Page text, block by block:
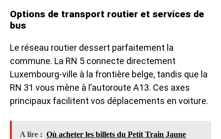
Options de transport routier et services de
bus
Le réseau routier dessert parfaitement la
commune. La RN 5 connecte directement
Luxembourg-ville à la frontière belge, tandis que la
RN 31 vous mène à l’autoroute A13. Ces axes
principaux facilitent vos déplacements en voiture.
A lire : Où acheter les billets du Petit Train Jaune